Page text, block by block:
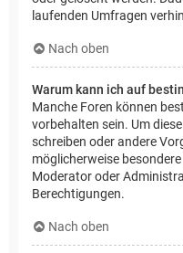
laufenden Umfragen
Nach oben
Warum kann ich auf
Manche Foren können
vorbehalten sein. Um
schreiben oder andere
möglicherweise
Moderator oder
Berechtigungen.
Nach oben